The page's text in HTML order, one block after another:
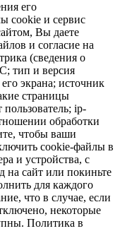
его
cookie и сервис
Вы даете
и согласие на
(сведения о
тип и версия
экрана; источник
страницы
ip-
обработки
чтобы ваши
cookie-файлы в
и устройства, с
на сайт или покиньте
для каждого
что в случае, если
некоторые
Политика в